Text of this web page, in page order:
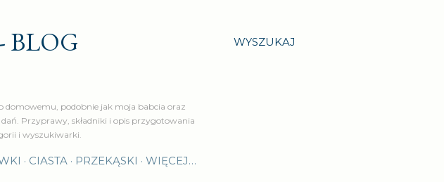
WYSZUKAJ
BLOG
podobnie jak moja babcia oraz
Przyprawy, składniki i opis przygotowania
i wyszukiwarki.
CIASTA PRZEKĄSKI WIĘCEJ…